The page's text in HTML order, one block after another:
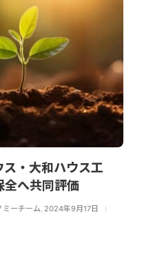
・大和ハウス工
全へ共同評価
ミーチーム, 2024年9月17日